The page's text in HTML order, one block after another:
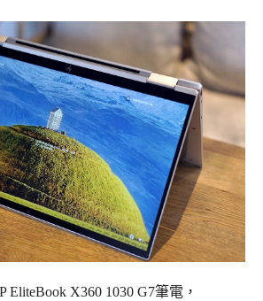
EliteBook X360 1030 G7筆電，